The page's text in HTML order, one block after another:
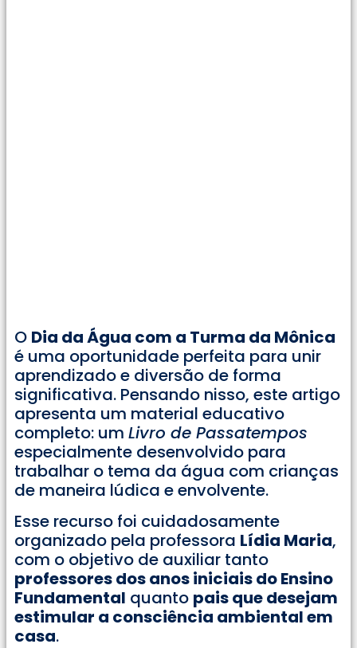
O Dia da Água com a Turma da Mônica
é uma oportunidade perfeita para unir
aprendizado e diversão de forma
significativa. Pensando nisso, este artigo
apresenta um material educativo
completo: um Livro de Passatempos
especialmente desenvolvido para
trabalhar o tema da água com crianças
de maneira lúdica e envolvente.
Esse recurso foi cuidadosamente
organizado pela professora Lídia Maria,
com o objetivo de auxiliar tanto
professores dos anos iniciais do Ensino
Fundamental quanto pais que desejam
estimular a consciência ambiental em
casa.